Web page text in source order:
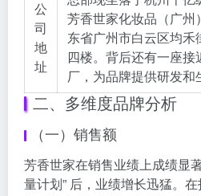
公
司
地
址
芳香世家化妆品（广
东省广州市白云区均禾
四楼。背后还有一座
厂，为品牌提供研发和
二、多维度品牌分析
（一）销售额
芳香世家在销售业绩上成绩显
量计划” 后，业绩增长迅猛。在